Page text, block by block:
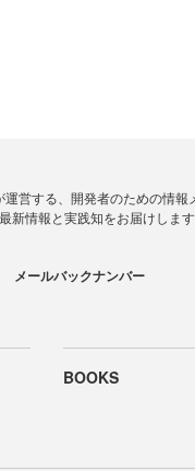
営する、開発者のための情
情報と実践知をお届けします
メールバックナンバー
BOOKS